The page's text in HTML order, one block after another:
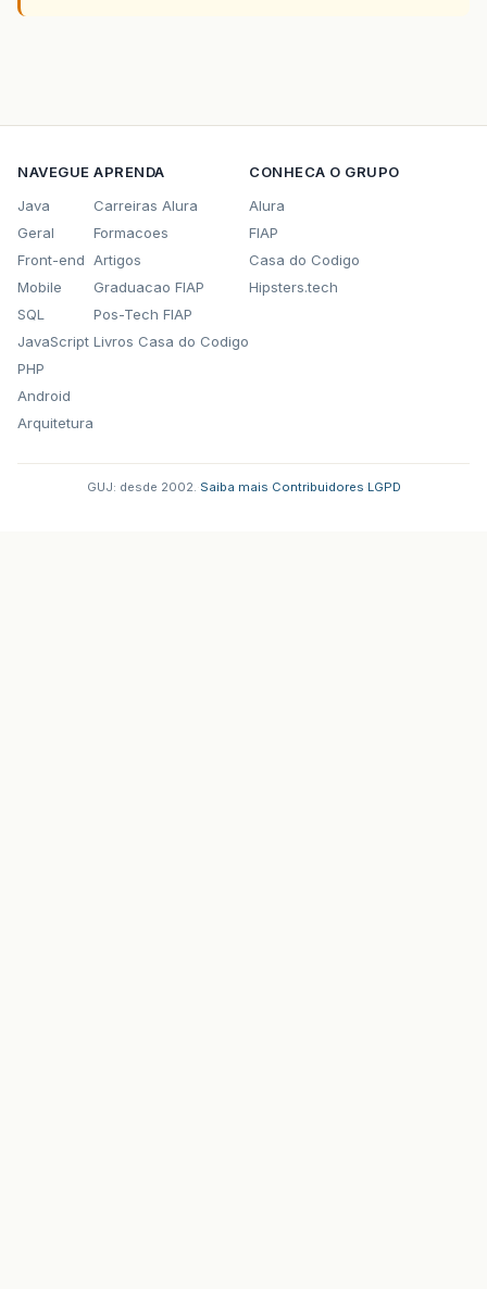
NAVEGUE
Java
Geral
Front-end
Mobile
SQL
JavaScript
PHP
Android
Arquitetura
APRENDA
Carreiras Alura
Formacoes
Artigos
Graduacao FIAP
Pos-Tech FIAP
Livros Casa do Codigo
CONHECA O GRUPO
Alura
FIAP
Casa do Codigo
Hipsters.tech
GUJ: desde 2002. Saiba mais Contribuidores LGPD